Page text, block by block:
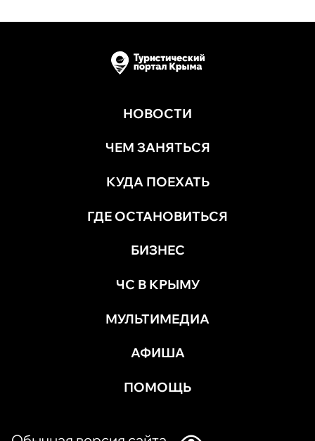
НОВОСТИ
ЧЕМ ЗАНЯТЬСЯ
КУДА ПОЕХАТЬ
ГДЕ ОСТАНОВИТЬСЯ
БИЗНЕС
ЧС В КРЫМУ
МУЛЬТИМЕДИА
АФИША
ПОМОЩЬ